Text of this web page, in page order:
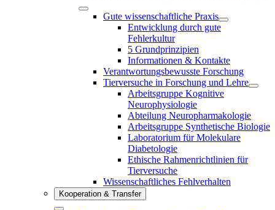
Gute wissenschaftliche Praxis
Entwicklung durch gute
Fehlerkultur
5 Grundprinzipien
Informationen & Kontakte
Verantwortungsbewusste Forschung
Tierversuche in Forschung und Lehre
Arbeitsgruppe Kognitive
Neurophysiologie
Abteilung Neuropharmakologie
Arbeitsgruppe Synthetische Biologie
Laboratorium für Molekulare
Diabetologie
Ethische Rahmenrichtlinien für
Tierversuche
Wissenschaftliches Fehlverhalten
Kooperation & Transfer